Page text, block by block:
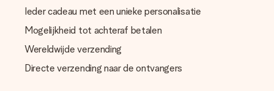
Er wordt geen factuur meegestuurd bij je bestelling. Je
ontvangt deze bij de bevestiging van de verzending en je kunt
deze ook altijd terugvinden in jouw MySurprise. Je kunt dus
gerust het cadeau gelijk bij de ontvanger laten afleveren, zo is
Ieder cadeau met een unieke personalisatie
Mogelijkheid tot achteraf betalen
Wereldwijde verzending
Directe verzending naar de ontvangers